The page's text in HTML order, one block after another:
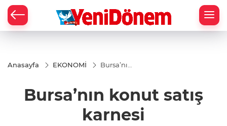
Anasayfa EKONOMİ
Bursa’nın
karnesi
Bursa’nın konut satış
karnesi